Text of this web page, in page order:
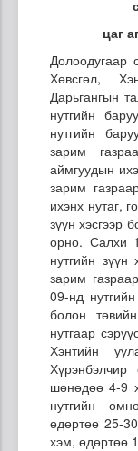
цаг
Долоодугаар
Хөвсгөл,
Дарьгангын
нутгийн
нутгийн
зарим
аймгуудын
зарим
ихэнх нутаг,
зүүн хэсгээр
орно. Салхи
нутгийн зүүн
зарим
09-нд
болон
нутгаар
Хэнтийн
шөнөдөө 4-9
нутгийн
өдөртөө 25-
хэм, өдөртөө